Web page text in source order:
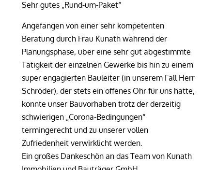
Sehr gutes „Rund-um-Paket“
Angefangen von einer sehr kompetenten
Beratung durch Frau Kunath während der
Planungsphase, über eine sehr gut abgestimmte
Tätigkeit der einzelnen Gewerke bis hin zu einem
super engagierten Bauleiter (in unserem Fall Herr
Schröder), der stets ein offenes Ohr für uns hatte,
konnte unser Bauvorhaben trotz der derzeitig
schwierigen „Corona-Bedingungen“
termingerecht und zu unserer vollen
Zufriedenheit verwirklicht werden.
Ein großes Dankeschön an das Team von Kunath